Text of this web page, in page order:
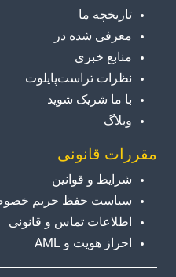
تاریخچه ما
معرفی شده در
منابع خبری
نظرات تراست‌پایلوت
با ما شریک شوید
وبلاگ
مقررات قانونی
شرایط و قوانین
سیاست حفظ حریم
اطلاعات تماس و قانونی
احراز هویت و AML